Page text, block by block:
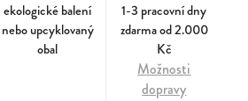
ekologické balení
nebo upcyklovaný
obal
1-3 pracovní dny
zdarma od 2.000
Kč
Možnosti
dopravy